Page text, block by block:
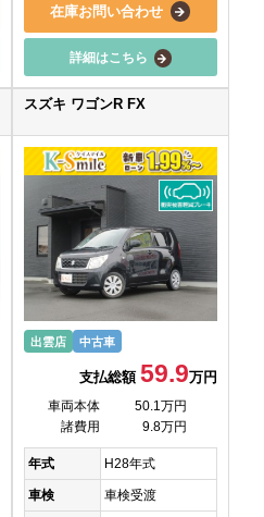
在庫お問い合わせ
詳細はこちら
スズキ ワゴンR FX
出雲店 中古車
支払総額59.9万円
車両本体
50.1万円
諸費用
9.8万円
年式 H28年式
車検 車検受渡